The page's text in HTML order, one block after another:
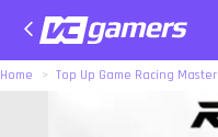
Home Top Up Game Racing Master